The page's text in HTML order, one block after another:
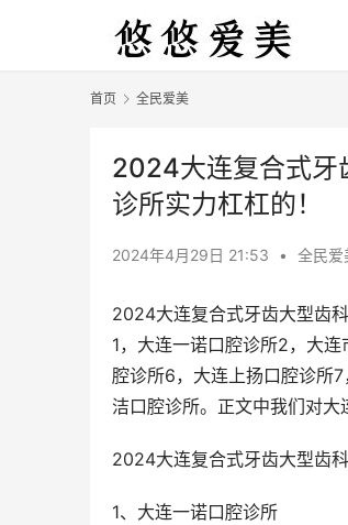
首页 全民爱美
2024大连复合式牙
诊所实力杠杠的！
2024年4月29日 21:53 • 全民爱
2024大连复合式牙齿大型齿
1，大连一诺口腔诊所2，大
腔诊所6，大连上扬口腔诊所
洁口腔诊所。正文中我们对大
2024大连复合式牙齿大型齿
1、大连一诺口腔诊所